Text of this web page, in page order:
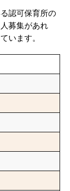
認可保育所の
募集があれ
います。